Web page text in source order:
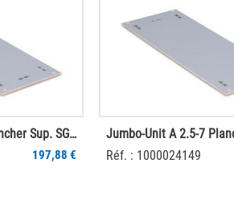
Jumbo-Unit A 2-16 Plancher Sup. SGR PS
197,88 €
Réf. : 1000024149